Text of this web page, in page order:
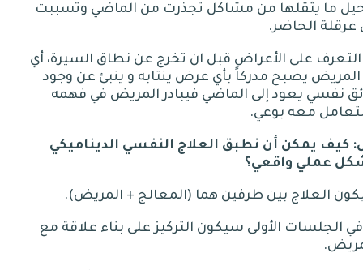
ما يثقلها من مشاكل تجذرت من الماضي وتسببت
عرقلة الحاضر.
التعرف على الأعراض قبل ان تخرج عن نطاق السيرة، أي
المريض يصبح مدركاً بأي عرض ينتابه و ينبئ عن وجود
نفسي يعود إلى الماضي فيبادر المريض في فهمه
معه بوعي.
: كيف يمكن أن نطبق العلاج النفسي الديناميكي
عملي واقعي؟
(المعالج + المريض).
في الجلسات الأولى سيكون التركيز على بناء علاقة مع
.